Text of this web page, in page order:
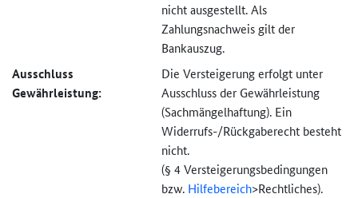
nicht ausgestellt. Als
Zahlungsnachweis gilt der
Bankauszug.
Ausschluss
Gewährleistung:
Die Versteigerung erfolgt unter
Ausschluss der Gewährleistung
(Sachmängel­haftung). Ein
Widerrufs-/Rückgaberecht besteht
nicht.
(§ 4 Versteigerungs­bedingungen
bzw. Hilfebereich>Rechtliches).